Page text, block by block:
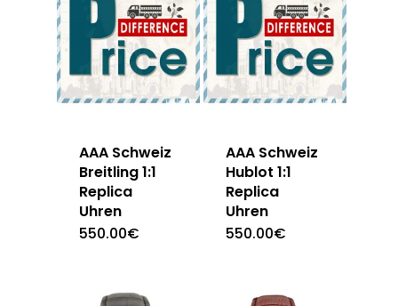
AAA Schweiz
Breitling 1:1
Replica
Uhren
550.00€
AAA Schweiz
Hublot 1:1
Replica
Uhren
550.00€